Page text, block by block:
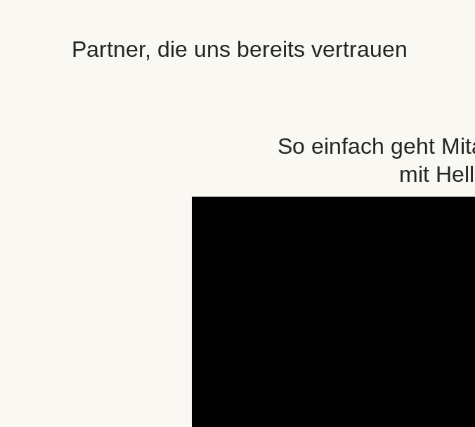
Partner, die uns bereits vertrauen
So einfach geht
mit